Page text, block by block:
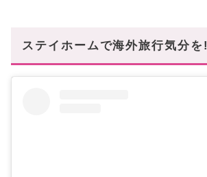
ステイホームで海外旅行気分を!